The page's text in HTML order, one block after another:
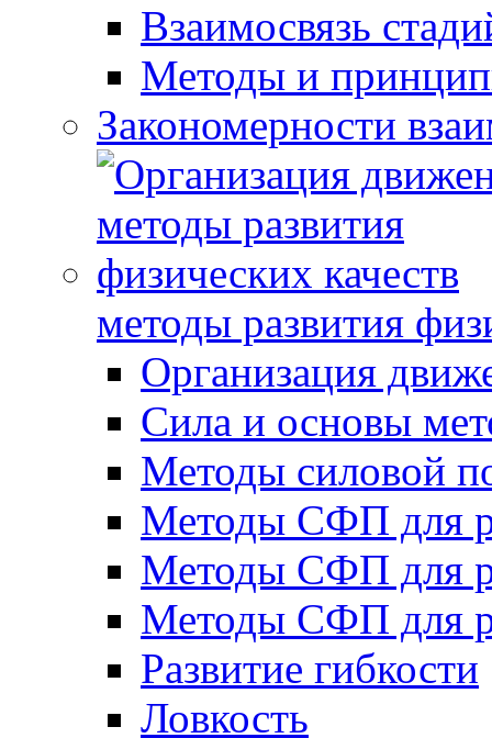
Взаимосвязь
Методы и
Закономерности
методы развития
Организация
Сила и основы
Методы силовой
Методы СФП для
Методы СФП для
Методы СФП для
Развитие гибкости
Ловкость